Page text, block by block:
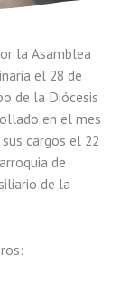
la Asamblea
el 28 de
de la Diócesis
en el mes
cargos el 22
de
de la